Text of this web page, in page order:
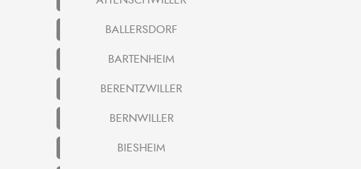
BALLERSDORF
BARTENHEIM
BERENTZWILLER
BERNWILLER
BIESHEIM